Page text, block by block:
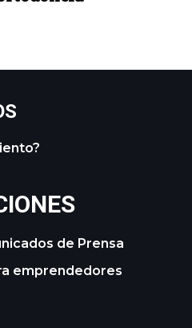
de Prensa
emprendedores